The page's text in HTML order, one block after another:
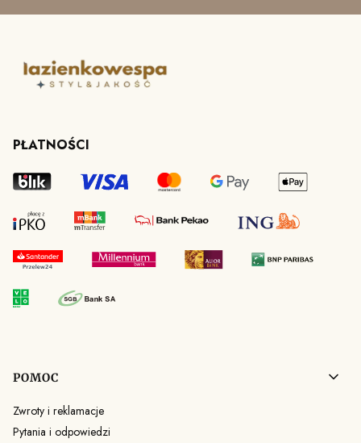
PŁATNOŚCI
Linki w stopce
POMOC
Zwroty i reklamacje
Pytania i odpowiedzi